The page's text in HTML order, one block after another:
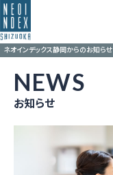
ネオインデックス静岡からのお知らせ
NEWS
お知らせ